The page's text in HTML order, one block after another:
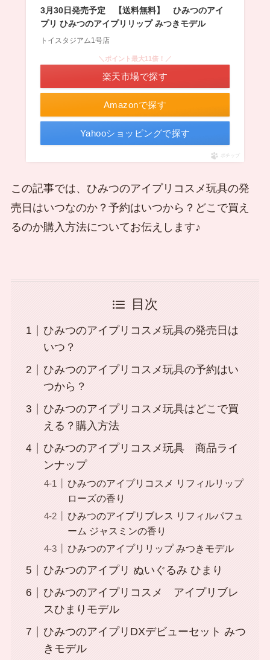
3月30日発売予定 【送料無料】 ひみつのアイ
プリ ひみつのアイプリリップ みつきモデル
トイスタジアム1号店
Amazonで探す
＼ポイント最大11倍！／
楽天市場で探す
Yahooショッピングで探す
ポチップ
この記事では、ひみつのアイプリコスメ玩具の発
売日はいつなのか？予約はいつから？どこで買え
るのか購入方法についてお伝えします♪
目次
ひみつのアイプリコスメ玩具の発売日は
いつ？
ひみつのアイプリコスメ玩具の予約はい
つから？
ひみつのアイプリコスメ玩具はどこで買
える？購入方法
ひみつのアイプリコスメ玩具 商品ライ
ンナップ
ひみつのアイプリコスメ リフィルリップ
ローズの香り
ひみつのアイプリブレス リフィルパフュ
ーム ジャスミンの香り
ひみつのアイプリリップ みつきモデル
ひみつのアイプリ ぬいぐるみ ひまり
ひみつのアイプリコスメ アイプリブレ
スひまりモデル
ひみつのアイプリDXデビューセット みつ
きモデル